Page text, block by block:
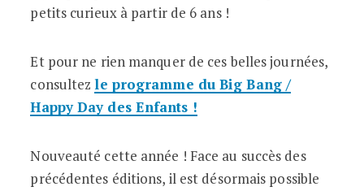
petits curieux à partir de 6 ans !
Et pour ne rien manquer de ces belles journées,
consultezle programme du Big Bang /
Happy Day des Enfants !
Nouveauté cette année ! Face au succès des
précédentes éditions, il est désormais possible